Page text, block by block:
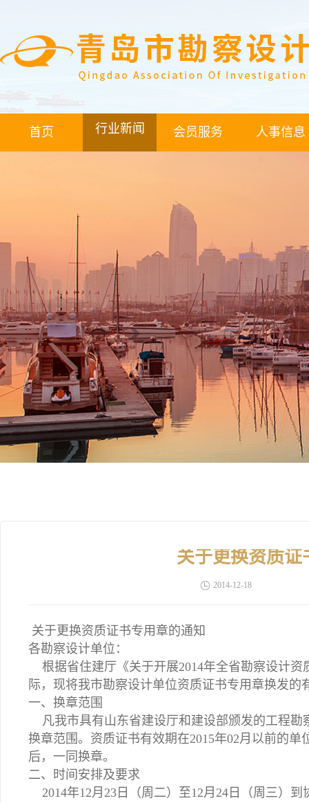
首页 行业新闻 会员服务 人事信息
关于更换资质证
2014-12-18
关于更换资质证书专用章的通知
各勘察设计单位：
根据省住建厅《关于开展2014年全省勘察设计
际，现将我市勘察设计单位资质证书专用章换发的
一、换章范围
凡我市具有山东省建设厅和建设部颁发的工程勘
换章范围。资质证书有效期在2015年02月以前的
后，一同换章。
二、时间安排及要求
2014年12月23日（周二）至12月24日（周三）